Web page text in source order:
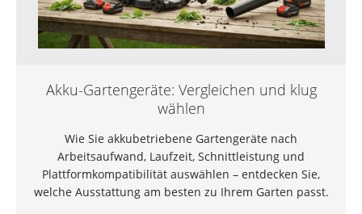
Akku-Gartengeräte: Vergleichen und klug
wählen
Wie Sie akkubetriebene Gartengeräte nach
Arbeitsaufwand, Laufzeit, Schnittleistung und
Plattformkompatibilität auswählen – entdecken Sie,
welche Ausstattung am besten zu Ihrem Garten passt.